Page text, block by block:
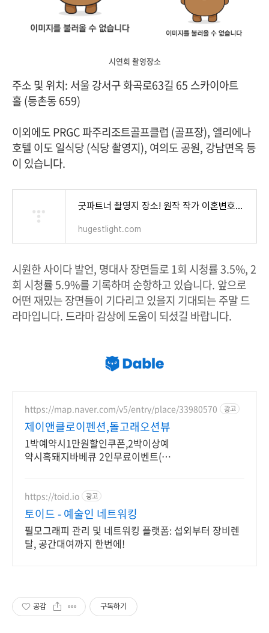
시연회 촬영장소
주소 및 위치: 서울 강서구 화곡로63길 65 스카이아트
홀 (등촌동 659)
이외에도 PRGC 파주리조트골프클럽 (골프장), 엘리에나
호텔 이도 일식당 (식당 촬영지), 여의도 공원, 강남면옥 등
이 있습니다.
굿파트너 촬영지 장소! 원작 작가 이혼변호사? (드라마 등장인물 출연진 줄거리 같은 타임라인)
hugestlight.com
시원한 사이다 발언, 명대사 장면들로 1회 시청률 3.5%, 2
회 시청률 5.9%를 기록하며 순항하고 있습니다. 앞으로
어떤 재밌는 장면들이 기다리고 있을지 기대되는 주말 드
라마입니다. 드라마 감상에 도움이 되셨길 바랍니다.
https://map.naver.com/v5/entry/place/33980570 광고
제이앤클로이펜션,돌고래오션뷰
1박예약시1만원할인쿠폰,2박이상예
약시흑돼지바베큐 2인무료이벤트(판
https://toid.io 광고
토이드 - 예술인 네트워킹
필모그래피 관리 및 네트워킹 플랫폼: 섭외부터 장비렌
탈, 공간대여까지 한번에!
공감 구독하기